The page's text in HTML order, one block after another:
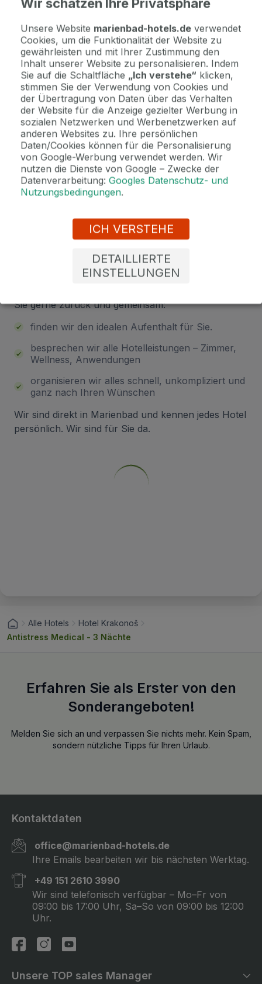
Als Geschenk kaufen
Jetzt bezahlen Sie gar nichts.
Die Zahlungsmodalitäten erhalten Sie zusammen mit dem Angebot
per E-Mail.
2 Gründe, bei uns zu buchen
Bonus zur Buchung
Genießen Sie Marienbad in vollen Zügen mit unseren exklusiven
Bonusen zu jeder Reservierung!
Sind Sie unsicher bei der
Auswahl? Lassen Sie sich von uns
Sie gerne zurück und gemeinsam:
finden wir den idealen Aufenthalt für Sie.
besprechen wir alle Hotelleistungen – Zimmer,
Wellness, Anwendungen
organisieren wir alles schnell, unkompliziert und
ganz nach Ihren Wünschen
Wir sind direkt in Marienbad und kennen jedes Hotel
persönlich. Wir sind für Sie da.
Alle Hotels
Hotel Krakonoš
Antistress Medical - 3 Nächte
Erfahren Sie als Erster von den
Sonderangeboten!
Melden Sie sich an und verpassen Sie nichts mehr. Kein Spam,
sondern nützliche Tipps für Ihren Urlaub.
Unsere TOP sales Manager
Kontaktdaten
office@marienbad-hotels.de
Ihre Emails bearbeiten wir bis nächsten Werktag.
+49 151 2610 3990
Wir sind telefonisch verfügbar – Mo–Fr von
09:00 bis 17:00 Uhr, Sa–So von 09:00 bis 12:00
Uhr.
Wir schätzen Ihre Privatsphäre
Unsere Website marienbad-hotels.de verwendet
Cookies, um die Funktionalität der Website zu
gewährleisten und mit Ihrer Zustimmung den
Inhalt unserer Website zu personalisieren. Indem
Sie auf die Schaltfläche „Ich verstehe“ klicken,
stimmen Sie der Verwendung von Cookies und
der Übertragung von Daten über das Verhalten
der Website für die Anzeige gezielter Werbung in
sozialen Netzwerken und Werbenetzwerken auf
anderen Websites zu. Ihre persönlichen
Daten/Cookies können für die Personalisierung
von Google-Werbung verwendet werden. Wir
nutzen die Dienste von Google – Zwecke der
Datenverarbeitung: Googles Datenschutz- und
Nutzungsbedingungen.
DETAILLIERTE
EINSTELLUNGEN
ICH VERSTEHE